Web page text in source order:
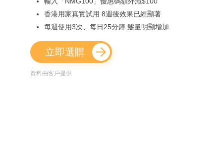
香港用家真實試用 8週後效果已經顯著
每週使用3次、每日25分鐘 髮量明顯增加
立即選購
資料由客戶提供